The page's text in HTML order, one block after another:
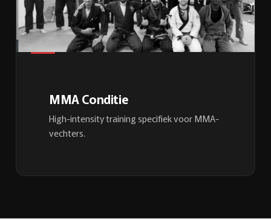
MMA Conditie
High-intensity training specifiek voor MMA-
vechters.